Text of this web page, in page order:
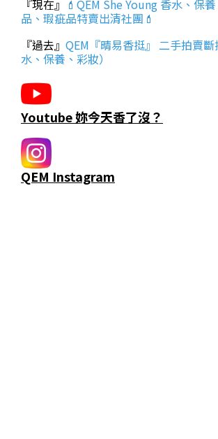
『現在』 💄QEM She Young 香水、保
品、瑕疵品特賣出清社團💄
『過去』 QEM『晴易香挺』 二手拍賣
水、保養、彩妝）
Youtube 妳今天香了沒？
QEM Instagram